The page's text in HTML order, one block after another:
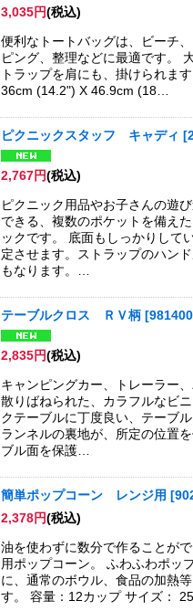
3,035円(税込)
便利なトートバッグは、ビーチ
ピング、整理などに最適です。
トラップを肩にも、掛けられます
36cm (14.2") X 46.9cm (18…
ピクニックスタッフ キャディ [
2,767円(税込)
ピクニック用品やお子さんの遊
できる、複数のポケットを備え
ックです。 底面もしっかりして
定させます。ストラップのハン
もなります。…
テーブルクロス ＲＶ柄 [981400
2,835円(税込)
キャンピングカー、トレーラー
散りばねられた、カラフルなビ
クテーブルに丁度良い、テーブ
ランネルの裏地が、所定の位置
ブル面を保護…
簡単ポップコーン レンジ用 [
2,378円(税込)
油を使わずに数分で作ることが
用ポップコーン。 ふわふわポッ
に、通常のボウル、食品の加熱
す。 容量：12カップ サイズ：